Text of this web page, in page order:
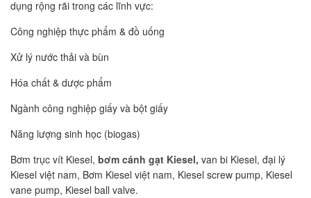
dụng rộng rãi trong các lĩnh vực:
Công nghiệp thực phẩm & đồ uống
Xử lý nước thải và bùn
Hóa chất & dược phẩm
Ngành công nghiệp giấy và bột giấy
Năng lượng sinh học (biogas)
Bơm trục vít Kiesel, bơm cánh gạt Kiesel, van bi Kiesel, đại lý
Kiesel việt nam, Bơm Kiesel việt nam, Kiesel screw pump, Kiesel
vane pump, Kiesel ball valve.